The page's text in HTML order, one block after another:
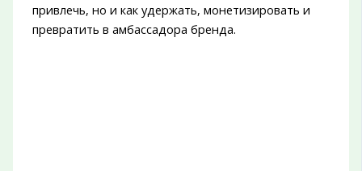
привлечь, но и как удержать, монетизировать и
превратить в амбассадора бренда.